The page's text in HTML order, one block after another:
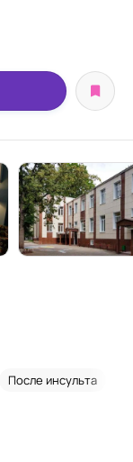
После инсульта